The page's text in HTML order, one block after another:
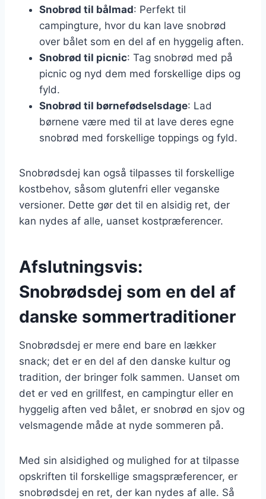
Snobrød til bålmad: Perfekt til
campingture, hvor du kan lave snobrød
over bålet som en del af en hyggelig aften.
Snobrød til picnic: Tag snobrød med på
picnic og nyd dem med forskellige dips og
fyld.
Snobrød til børnefødselsdage: Lad
børnene være med til at lave deres egne
snobrød med forskellige toppings og fyld.
Snobrødsdej kan også tilpasses til forskellige
kostbehov, såsom glutenfri eller veganske
versioner. Dette gør det til en alsidig ret, der
kan nydes af alle, uanset kostpræferencer.
Afslutningsvis:
Snobrødsdej som en del af
danske sommertraditioner
Snobrødsdej er mere end bare en lækker
snack; det er en del af den danske kultur og
tradition, der bringer folk sammen. Uanset om
det er ved en grillfest, en campingtur eller en
hyggelig aften ved bålet, er snobrød en sjov og
velsmagende måde at nyde sommeren på.
Med sin alsidighed og mulighed for at tilpasse
opskriften til forskellige smagspræferencer, er
snobrødsdej en ret, der kan nydes af alle. Så